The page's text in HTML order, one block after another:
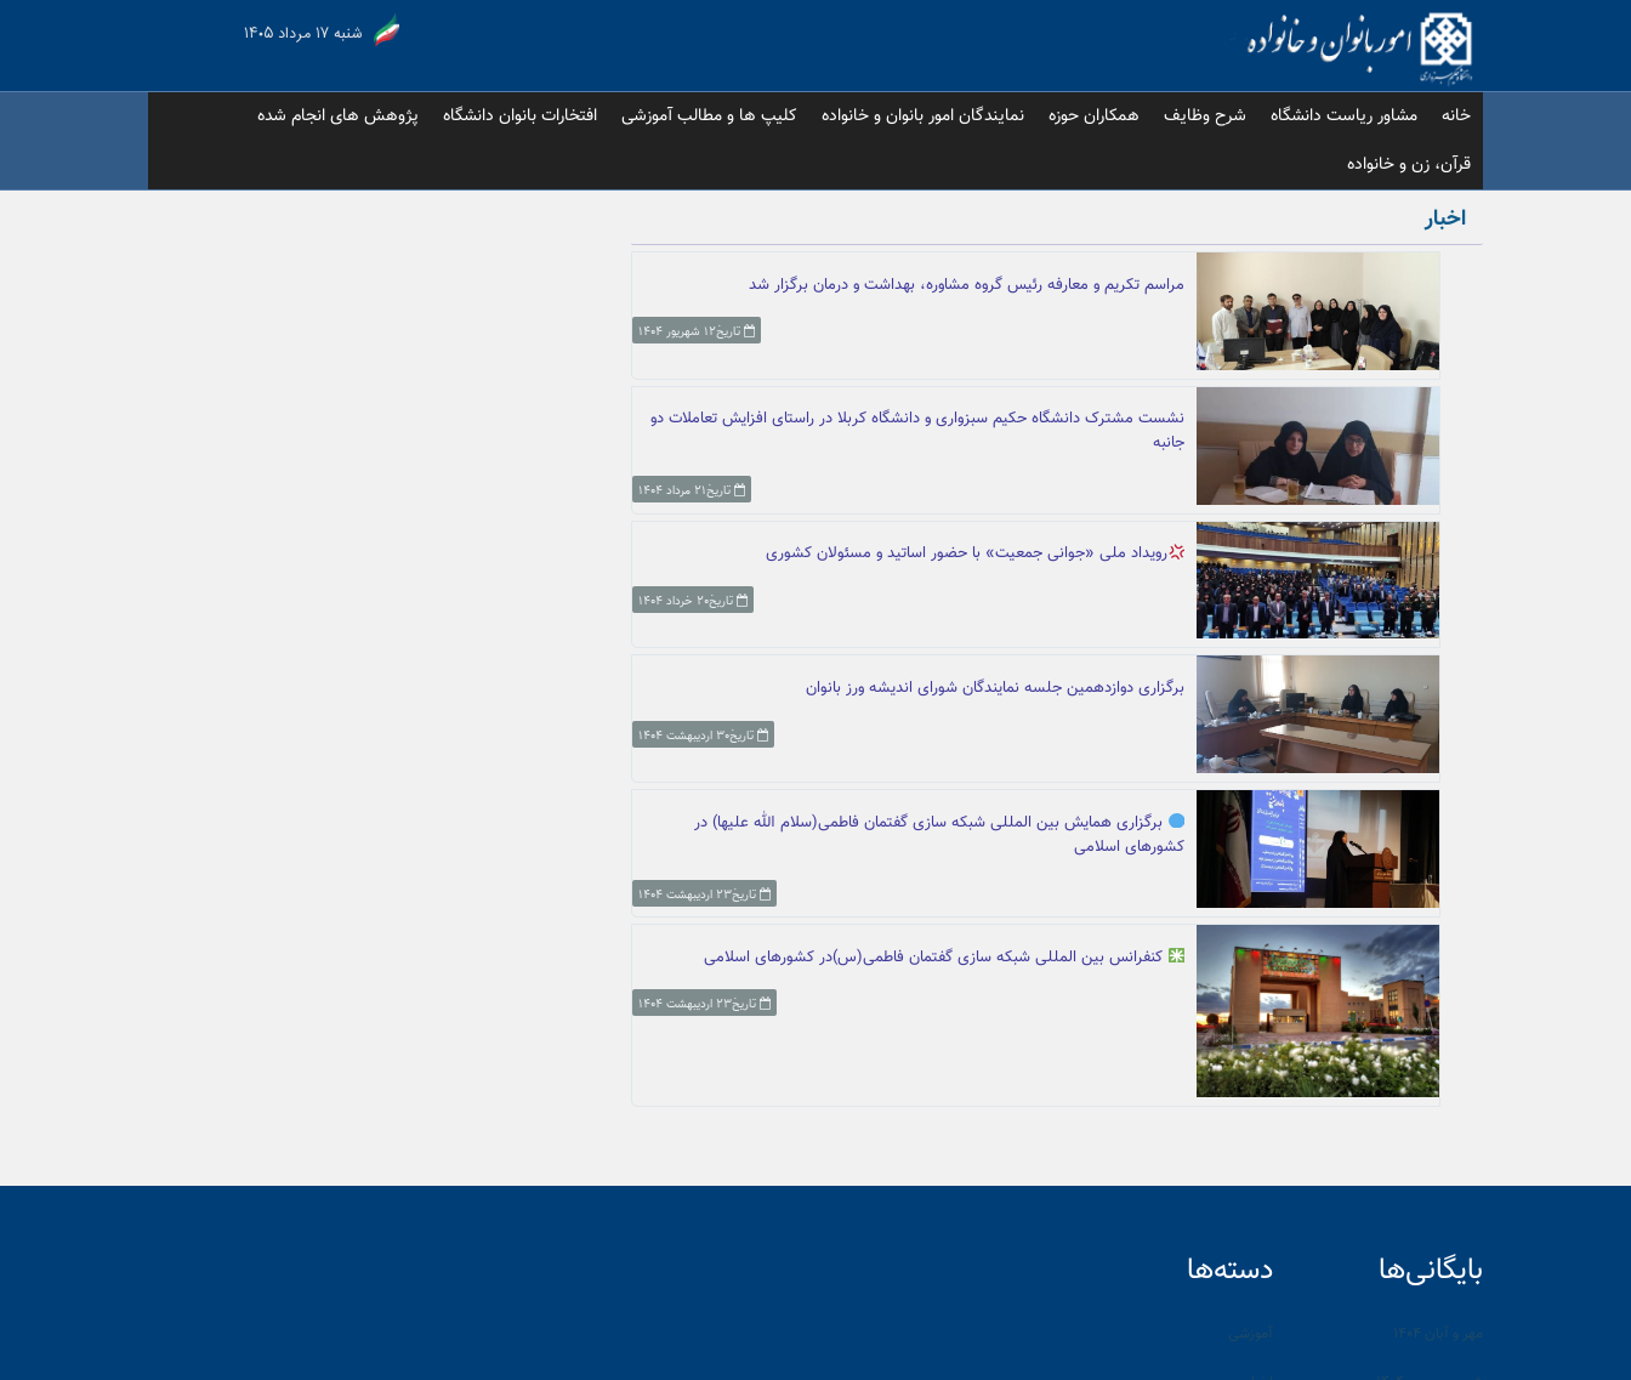
شنبه ۱۷ مرداد ۱۴۰۵
خانه مشاور ریاست دانشگاه شرح وظایف همکاران حوزه نمایندگان امور بانوان و خانواده کلیپ ها و مطالب آموزشی افتخارات بانوان دانشگاه
پژوهش های انجام شده
قرآن، زن و خانواده
اخبار
مراسم تکریم و معارفه رئیس گروه مشاوره، بهداشت و درمان برگزار شد
تاریخ۱۲ شهریور ۱۴۰۴
نشست مشترک دانشگاه حکیم سبزواری و دانشگاه کربلا در راستای افزایش تعاملات دو
جانبه
تاریخ۲۱ مرداد ۱۴۰۴
رویداد ملی «جوانی جمعیت» با حضور اساتید و مسئولان کشوری
تاریخ۲۰ خرداد ۱۴۰۴
برگزاری دوازدهمین جلسه نمایندگان شورای اندیشه ورز بانوان
تاریخ۳۰ اردیبهشت ۱۴۰۴
برگزاری همایش بین المللی شبکه سازی گفتمان فاطمی(سلام الله علیها) در
کشورهای اسلامی
تاریخ۲۳ اردیبهشت ۱۴۰۴
کنفرانس بین المللی شبکه سازی گفتمان فاطمی(س)در کشورهای اسلامی
تاریخ۲۳ اردیبهشت ۱۴۰۴
بایگانی‌ها
مهر و آبان ۱۴۰۴
دسته‌ها
آموزشی